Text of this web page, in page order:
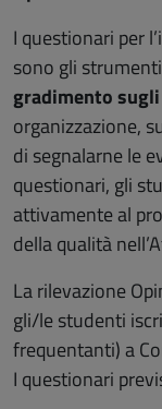
I questionari per
sono gli
gradimento
organizzazione,
di segnalarne le
questionari, gli
attivamente al
della qualità
La rilevazione
gli/le studenti
frequentanti) a
I questionari